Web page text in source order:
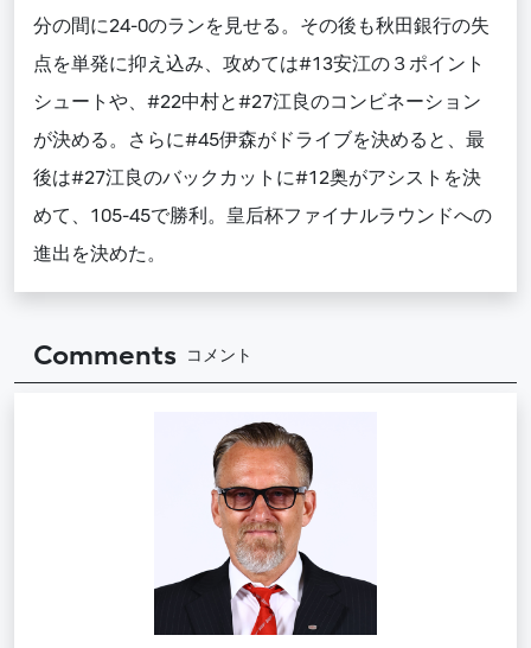
分の間に24-0のランを見せる。その後も秋田銀行の失
点を単発に抑え込み、攻めては#13安江の３ポイント
シュートや、#22中村と#27江良のコンビネーション
が決める。さらに#45伊森がドライブを決めると、最
後は#27江良のバックカットに#12奥がアシストを決
めて、105-45で勝利。皇后杯ファイナルラウンドへの
進出を決めた。
Comments コメント